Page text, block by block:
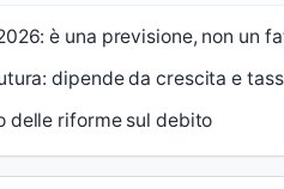
è una previsione, non un
dipende da crescita e
delle riforme sul debito